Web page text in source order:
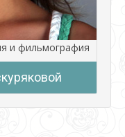
и фильмография